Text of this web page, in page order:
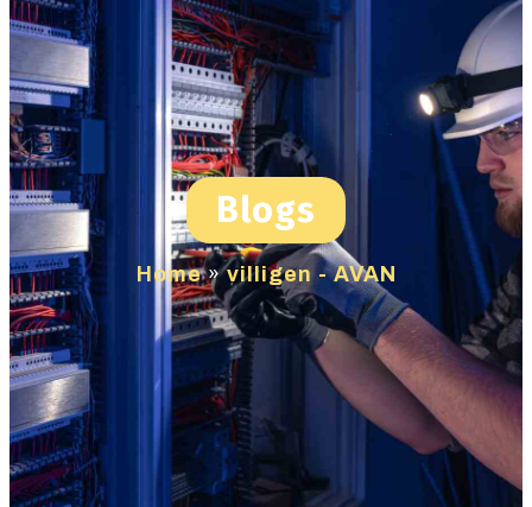
Blogs
Home»villigen - AVAN